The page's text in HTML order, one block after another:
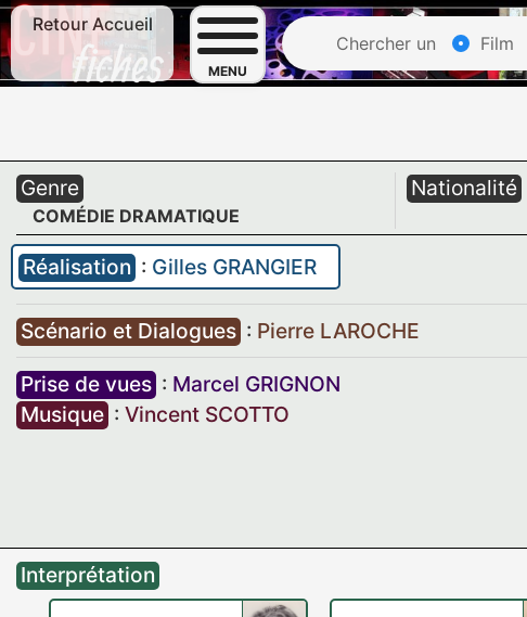
Retour Accueil
MENU
Chercher un Film
Genre
COMÉDIE DRAMATIQUE
Nationalité
Réalisation : Gilles GRANGIER
Scénario et Dialogues : Pierre LAROCHE
Prise de vues : Marcel GRIGNON
Musique : Vincent SCOTTO
Interprétation